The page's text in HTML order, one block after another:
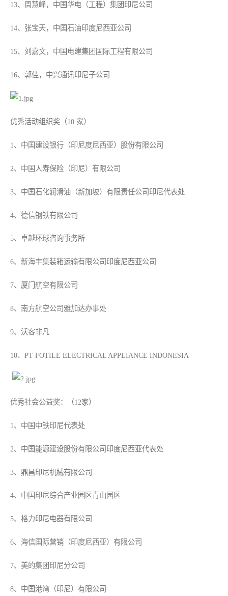
13、周慧峰，中国华电（工程）集团印尼公司
14、张宝天，中国石油印度尼西亚公司
15、刘嘉文，中国电建集团国际工程有限公司
16、郭佳，中兴通讯印尼子公司
优秀活动组织奖（10 家）
1、中国建设银行（印尼度尼西亚）股份有限公司
2、中国人寿保险（印尼）有限公司
3、中国石化润滑油（新加坡）有限责任公司印尼代表处
4、德信钢铁有限公司
5、卓越环球咨询事务所
6、新海丰集装箱运输有限公司印度尼西亚公司
7、厦门航空有限公司
8、南方航空公司雅加达办事处
9、沃客非凡
10、PT FOTILE ELECTRICAL APPLIANCE INDONESIA
优秀社会公益奖：（12家）
1、中国中铁印尼代表处
2、中国能源建设股份有限公司印度尼西亚代表处
3、鼎昌印尼机械有限公司
4、中国印尼综合产业园区青山园区
5、格力印尼电器有限公司
6、海信国际营销（印度尼西亚）有限公司
7、美的集团印尼分公司
8、中国港湾（印尼）有限公司